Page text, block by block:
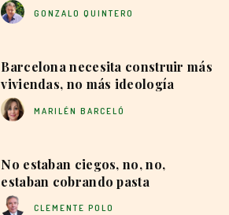
GONZALO QUINTERO
Barcelona necesita construir más
viviendas, no más ideología
MARILÉN BARCELÓ
No estaban ciegos, no, no,
estaban cobrando pasta
CLEMENTE POLO